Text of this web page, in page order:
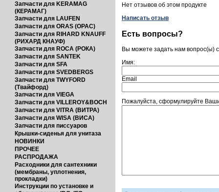
Запчасти для KERAMAG
(КЕРАМАГ)
Запчасти для LAUFEN
Запчасти для ORAS (ОРАС)
Запчасти для RIHARD KNAUFF
(РИХАРД КНАУФ)
Запчасти для ROCA (РОКА)
Запчасти для SANTEK
Запчасти для SFA
Запчасти для SVEDBERGS
Запчасти для TWYFORD
(Твайфорд)
Запчасти для VIEGA
Запчасти для VILLEROY&BOCH
Запчасти для VITRA (ВИТРА)
Запчасти для WISA (ВИСА)
Запчасти для писсуаров
Крышки-сиденья для унитаза
НОВИНКИ
ПРОЧЕЕ
РАСПРОДАЖА
Расходники для сантехники
(мембраны, уплотнения,
прокладки)
Инструкции по установке и
Нет отзывов об этом продукте
Написать отзыв
Есть вопросы?
Вы можете задать нам
Имя:
Email
Пожалуйста, сформулируйте